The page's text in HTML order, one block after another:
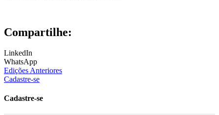
Compartilhe:
LinkedIn
WhatsApp
Edições Anteriores
Cadastre-se
Cadastre-se